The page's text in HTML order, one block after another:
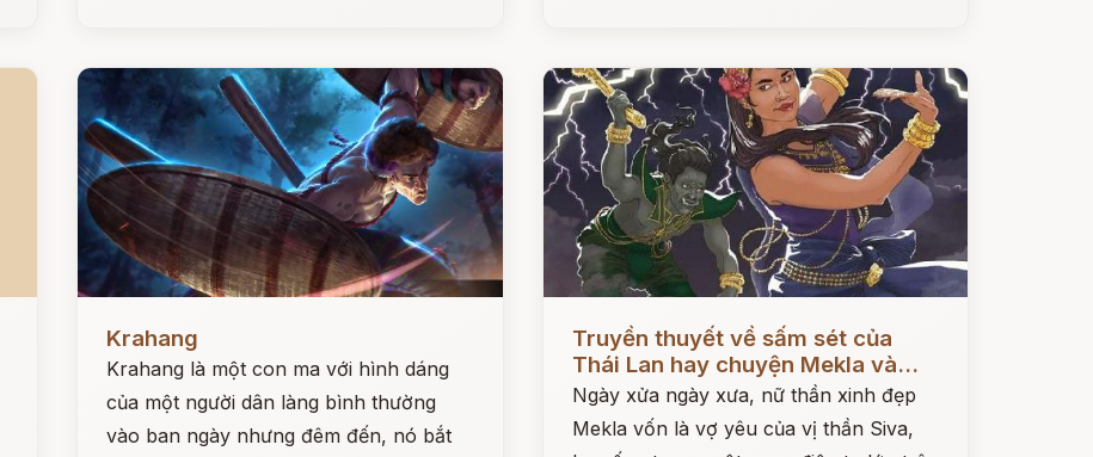
Krahang
Krahang là một con ma với hình dáng
của một người dân làng bình thường
vào ban ngày nhưng đêm đến, nó bắt
Đọc ngay
Truyền thuyết về sấm sét của
Thái Lan hay chuyện Mekla và...
Ngày xửa ngày xưa, nữ thần xinh đẹp
Mekla vốn là vợ yêu của vị thần Siva,